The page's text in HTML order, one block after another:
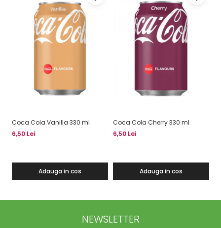
Coca Cola Vanilla 330 ml
6,50 Lei
Adauga in cos
Coca Cola Cherry 330 ml
6,50 Lei
Adauga in cos
NEWSLETTER